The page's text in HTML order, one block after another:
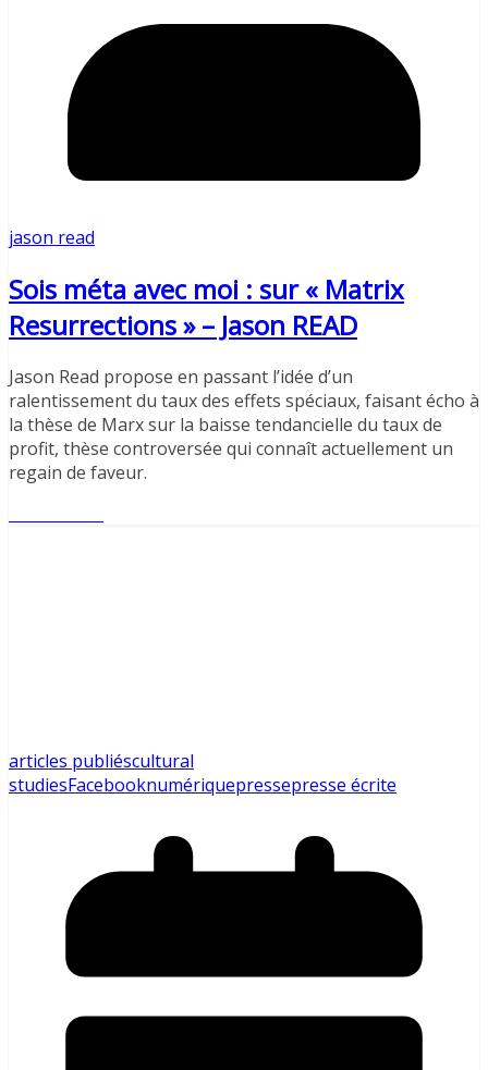
jason read
Sois méta avec moi : sur « Matrix
Resurrections » – Jason READ
Jason Read propose en passant l’idée d’un
ralentissement du taux des effets spéciaux, faisant écho à
la thèse de Marx sur la baisse tendancielle du taux de
profit, thèse controversée qui connaît actuellement un
regain de faveur.
articles publiéscultural
studiesFacebooknumériquepressepresse écrite